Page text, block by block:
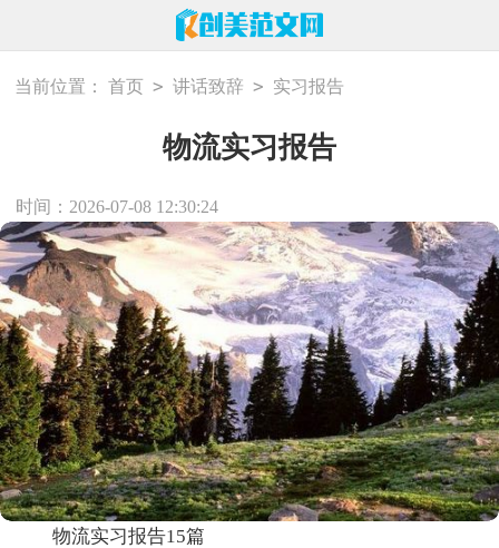
当前位置： 首页 > 讲话致辞 > 实习报告
物流实习报告
时间：2026-07-08 12:30:24
物流实习报告15篇